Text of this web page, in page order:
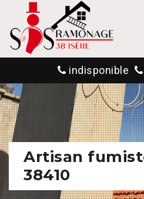
indisponible
Artisan
38410